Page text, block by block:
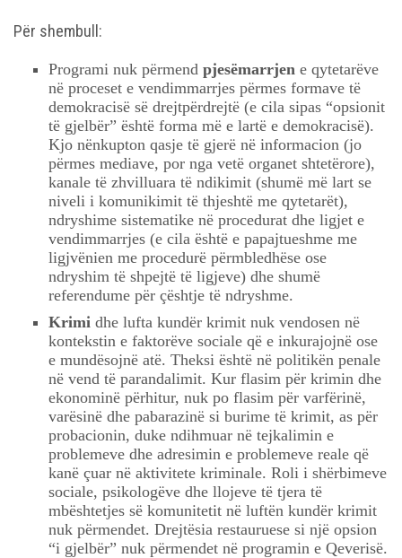
Për shembull:
Programi nuk përmend pjesëmarrjen e qytetarëve
në proceset e vendimmarrjes përmes formave të
demokracisë së drejtpërdrejtë (e cila sipas “opsionit
të gjelbër” është forma më e lartë e demokracisë).
Kjo nënkupton qasje të gjerë në informacion (jo
përmes mediave, por nga vetë organet shtetërore),
kanale të zhvilluara të ndikimit (shumë më lart se
niveli i komunikimit të thjeshtë me qytetarët),
ndryshime sistematike në procedurat dhe ligjet e
vendimmarrjes (e cila është e papajtueshme me
ligjvënien me procedurë përmbledhëse ose
ndryshim të shpejtë të ligjeve) dhe shumë
referendume për çështje të ndryshme.
Krimi dhe lufta kundër krimit nuk vendosen në
kontekstin e faktorëve sociale që e inkurajojnë ose
e mundësojnë atë. Theksi është në politikën penale
në vend të parandalimit. Kur flasim për krimin dhe
ekonominë përhitur, nuk po flasim për varfërinë,
varësinë dhe pabarazinë si burime të krimit, as për
probacionin, duke ndihmuar në tejkalimin e
problemeve dhe adresimin e problemeve reale që
kanë çuar në aktivitete kriminale. Roli i shërbimeve
sociale, psikologëve dhe llojeve të tjera të
mbështetjes së komunitetit në luftën kundër krimit
nuk përmendet. Drejtësia restauruese si një opsion
“i gjelbër” nuk përmendet në programin e Qeverisë.